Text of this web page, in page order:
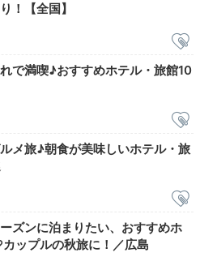
PAN」では自家製パンを販
島ブルーベリーブレッド」
策のお供として、甘いパン
。お買い物を楽しみ、観光
入。朝食でこちらのパンがあり、
日に注文しておくと良いかと思い
！【全国】
で満喫♪おすすめホテル・旅館10
メ旅♪朝食が美味しいホテル・旅
ーズンに泊まりたい、おすすめホ
ップルの秋旅に！／広島